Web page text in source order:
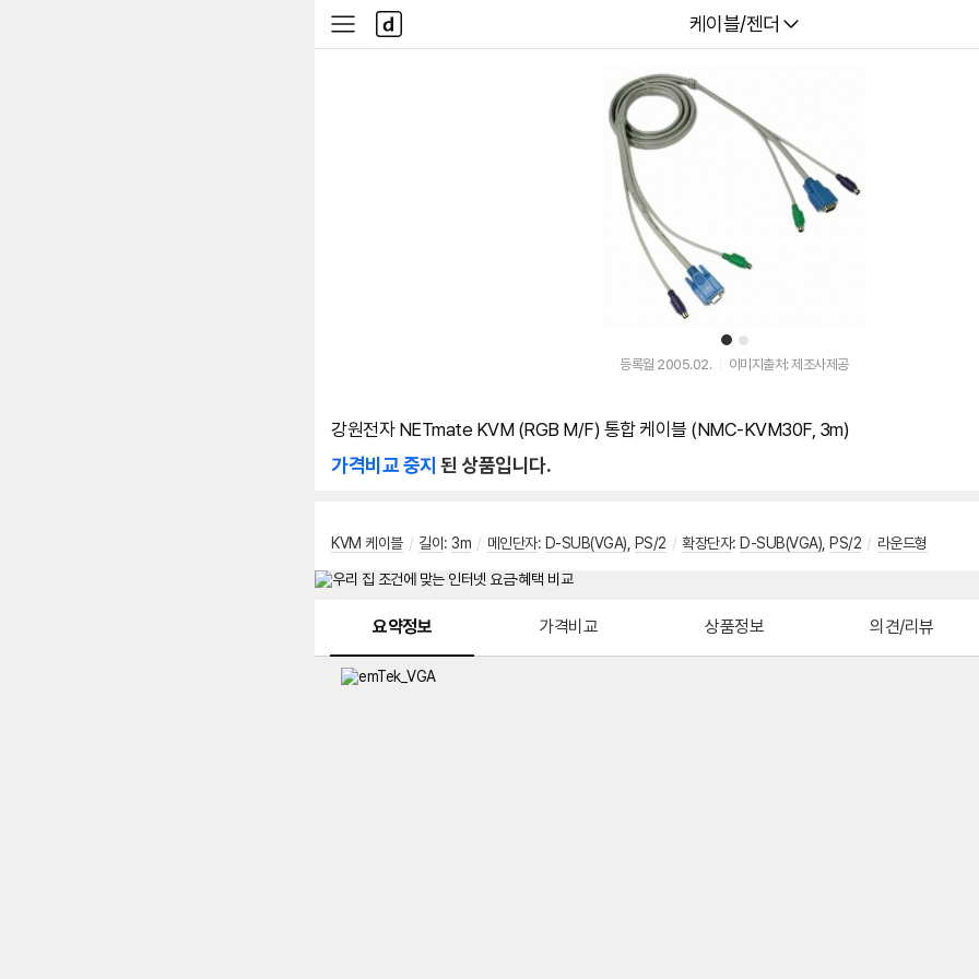
다나와
케이블/젠더
사
이
다
나
와
1 2
등록월 2005.02. 이미지출처: 제조사제공
강원전자 NETmate KVM (RGB M/F) 통합 케이블 (NMC-KVM30F, 3m)
가격비교 중지 된 상품입니다.
KVM 케이블 / 길이 : 3m / 메인단자: D-SUB(VGA) PS/2 / 확장단자: D-SUB(VGA) PS/2 / 라운드형
요약정보 가격비교 상품정보 의견/리뷰